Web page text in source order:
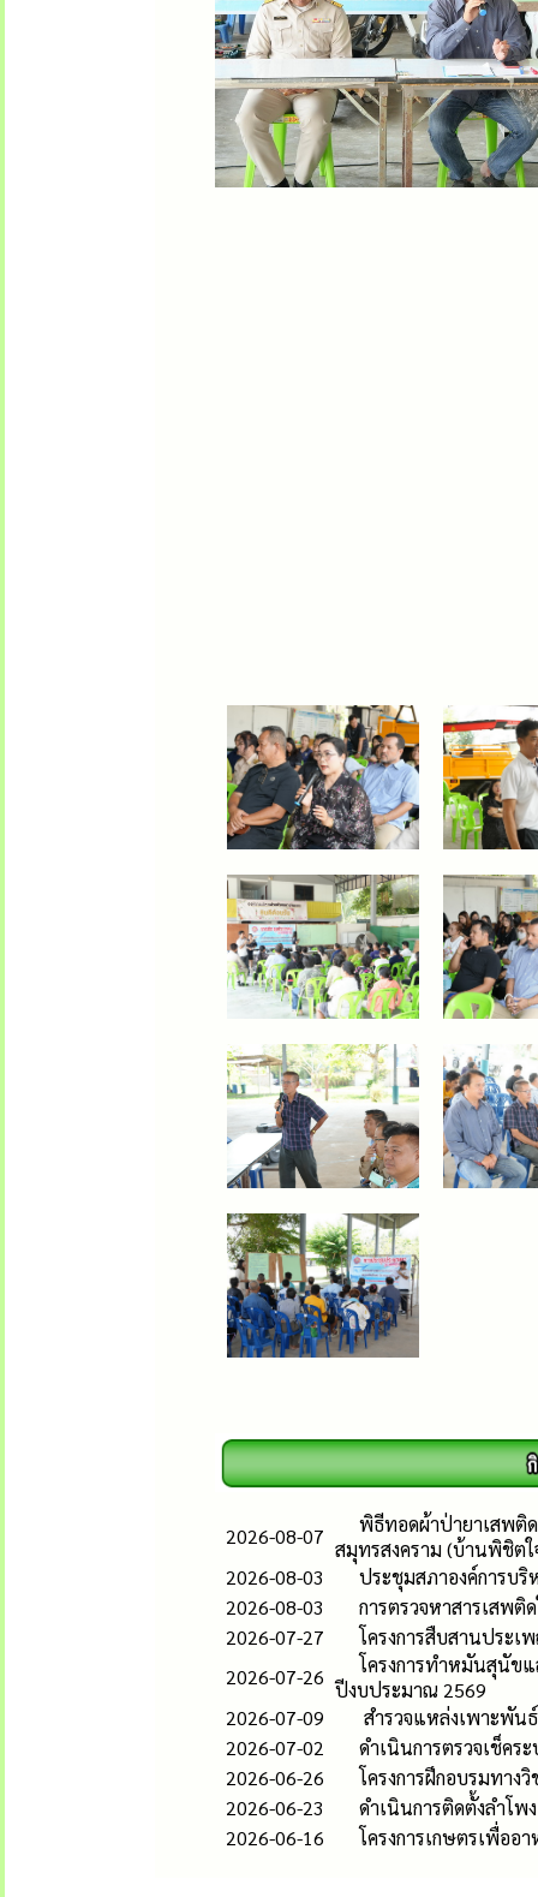
2026-08-07
พิธีทอดผ้าป่ายาเสพติ
สมุทรสงคราม (บ้านพิชิต
2026-08-03
ประชุมสภาองค์การบ
2026-08-03
การตรวจหาสารเสพติ
2026-07-27
โครงการสืบสานประ
2026-07-26
โครงการทำหมันสุนัข
ปีงบประมาณ 2569
2026-07-09
สำรวจแหล่งเพาะพัน
2026-07-02
ดำเนินการตรวจเช็คร
2026-06-26
โครงการฝึกอบรมทาง
2026-06-23
ดำเนินการติดตั้งลำโ
2026-06-16
โครงการเกษตรเพื่ออ